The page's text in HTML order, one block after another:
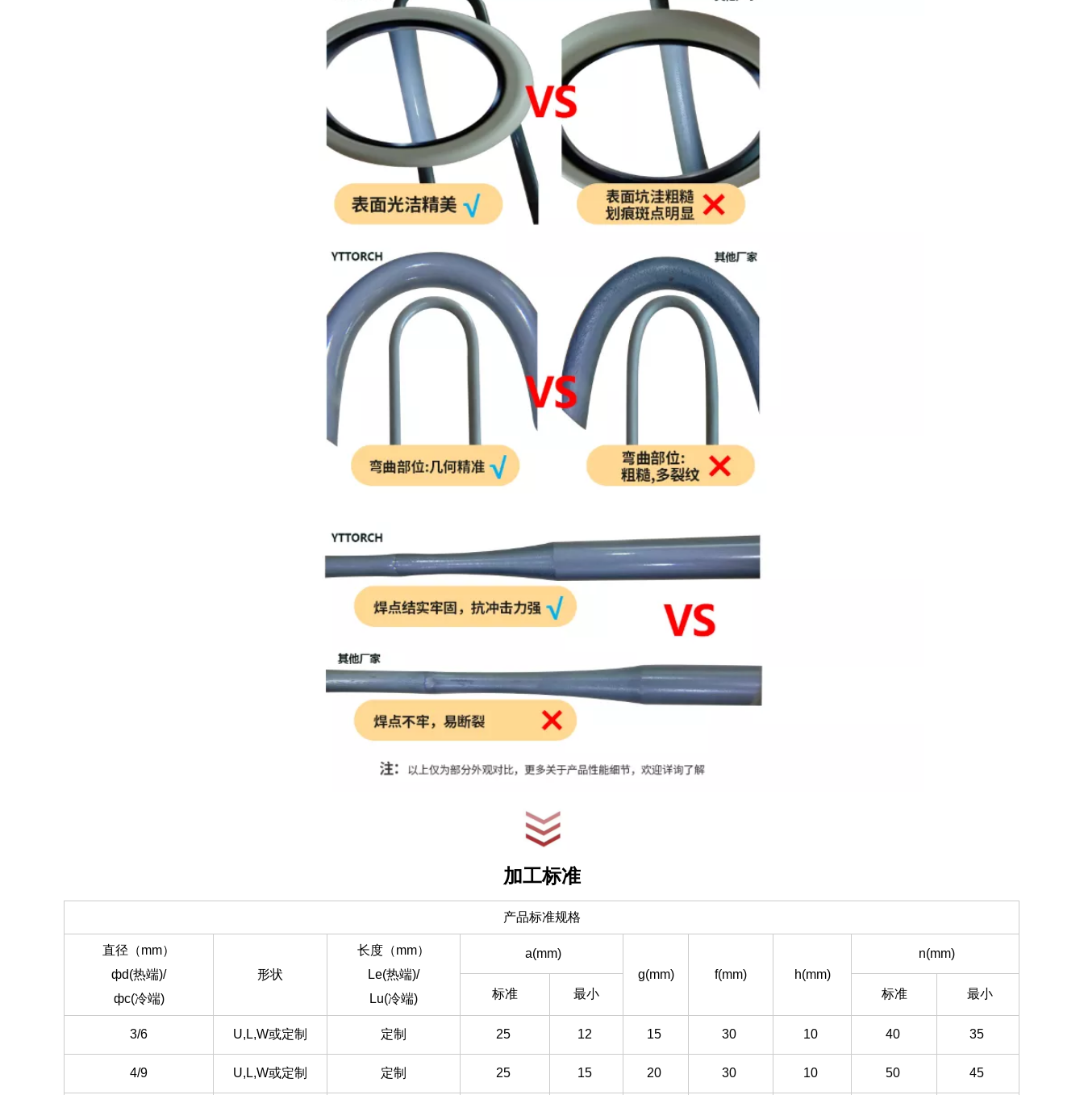
加工标准
产品标准规格
直径（mm）
фd(热端)/
фc(冷端)
形状
长度（mm）
Le(热端)/
Lu(冷端)
a(mm)
g(mm)
f(mm) h(mm)
n(mm)
标准 最小 标准 最小
3/6 U,L,W或定制 定制 25 12 15 30 10 40 35
4/9 U,L,W或定制 定制 25 15 20 30 10 50 45